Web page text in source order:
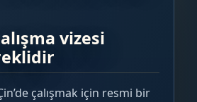
vizesi
çalışmak için resmi bir